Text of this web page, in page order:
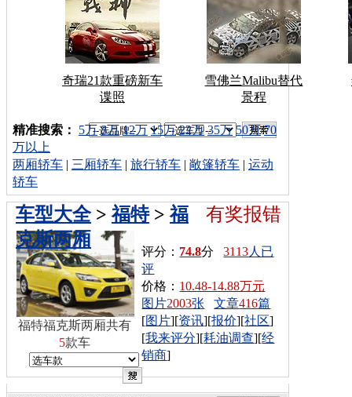
奇瑞21款重磅新车
谍照
雪佛兰Malibu替代
景程
车型搜索：
精准搜索： 5万 8万 12万 15万 22万 35万 50万 70
万以上
两厢轿车 | 三厢轿车 | 旅行轿车 | 敞篷轿车 | 运动
轿车
有奖报错
车型大全>福特>福
克斯两厢
评分： 74.8分3113人已
评
价格： 10.48-14.88万元
图片2003张 文章416篇
[图片][资讯][报价][社区]
[我来评分][耗油调查][经
销商]
福特福克斯两厢共有
5款车